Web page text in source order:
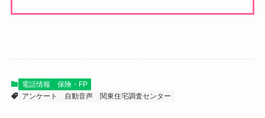
電話情報
保険・FP
アンケート
自動音声 関東住宅調査センター